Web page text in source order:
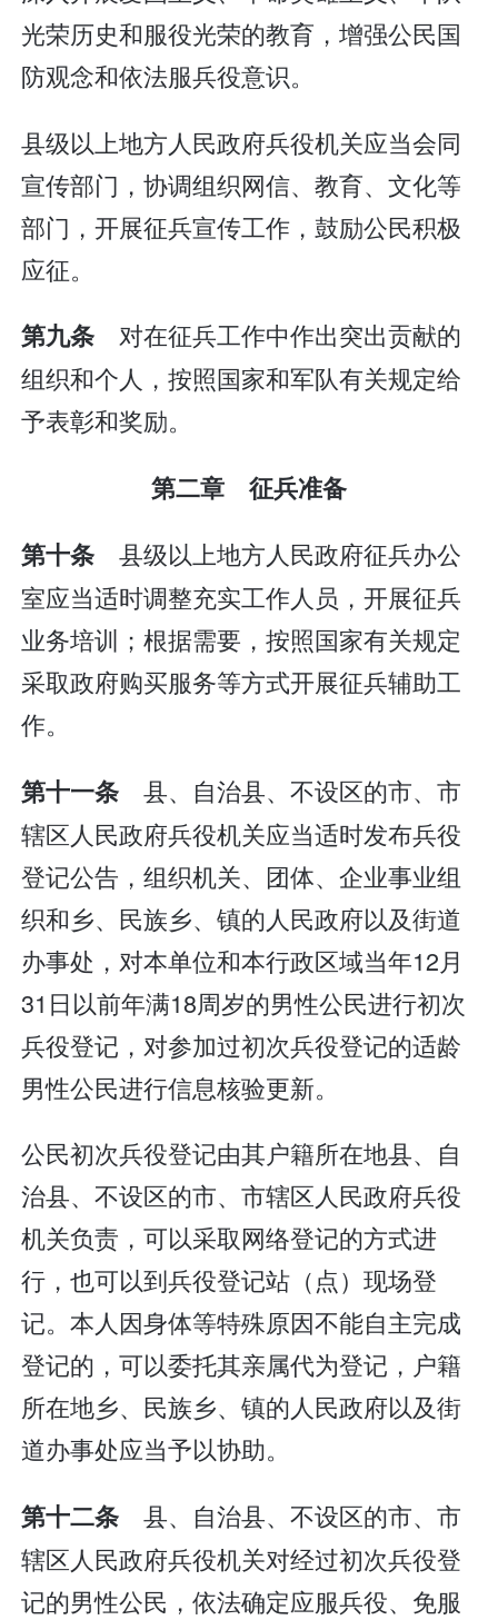
光荣历史和服役光荣的教育，增强公民国
防观念和依法服兵役意识。
县级以上地方人民政府兵役机关应当会同
宣传部门，协调组织网信、教育、文化等
部门，开展征兵宣传工作，鼓励公民积极
应征。
第九条 对在征兵工作中作出突出贡献的
组织和个人，按照国家和军队有关规定给
予表彰和奖励。
第二章 征兵准备
第十条 县级以上地方人民政府征兵办公
室应当适时调整充实工作人员，开展征兵
业务培训；根据需要，按照国家有关规定
采取政府购买服务等方式开展征兵辅助工
作。
第十一条 县、自治县、不设区的市、市
辖区人民政府兵役机关应当适时发布兵役
登记公告，组织机关、团体、企业事业组
织和乡、民族乡、镇的人民政府以及街道
办事处，对本单位和本行政区域当年12月
31日以前年满18周岁的男性公民进行初次
兵役登记，对参加过初次兵役登记的适龄
男性公民进行信息核验更新。
公民初次兵役登记由其户籍所在地县、自
治县、不设区的市、市辖区人民政府兵役
机关负责，可以采取网络登记的方式进
行，也可以到兵役登记站（点）现场登
记。本人因身体等特殊原因不能自主完成
登记的，可以委托其亲属代为登记，户籍
所在地乡、民族乡、镇的人民政府以及街
道办事处应当予以协助。
第十二条 县、自治县、不设区的市、市
辖区人民政府兵役机关对经过初次兵役登
记的男性公民，依法确定应服兵役、免服